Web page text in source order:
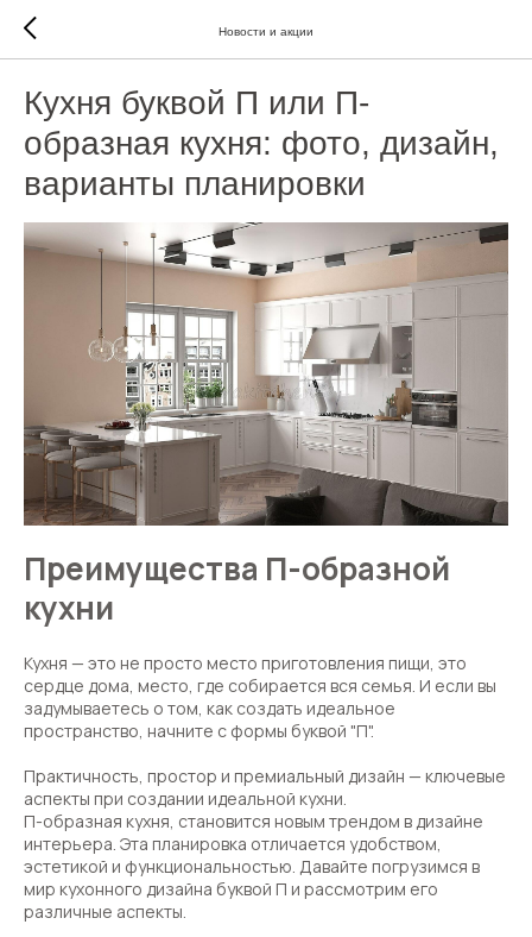
Новости и акции
Кухня буквой П или П-
образная кухня: фото, дизайн,
варианты планировки
Преимущества П-образной
кухни
Кухня — это не просто место приготовления пищи, это
сердце дома, место, где собирается вся семья. И если вы
задумываетесь о том, как создать идеальное
пространство, начните с формы буквой "П".
Практичность, простор и премиальный дизайн — ключевые
аспекты при создании идеальной кухни.
П-образная кухня, становится новым трендом в дизайне
интерьера. Эта планировка отличается удобством,
эстетикой и функциональностью. Давайте погрузимся в
мир кухонного дизайна буквой П и рассмотрим его
различные аспекты.